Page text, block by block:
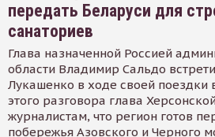
передать Беларуси для
санаториев
Глава назначенной Россией
области Владимир Сальдо
Лукашенко в ходе своей поездки
этого разговора глава
журналистам, что регион готов
побережья Азовского и Черного